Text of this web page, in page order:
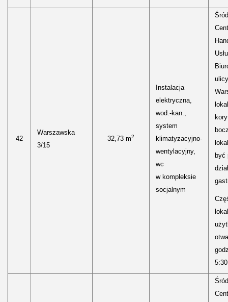
42
Warszawska
3/15
32,73 m2
Instalacja
elektryczna,
wod.-kan.,
system
klimatyzacyjno-
wentylacyjny,
wc
w kompleksie
socjalnym
ulicy
być